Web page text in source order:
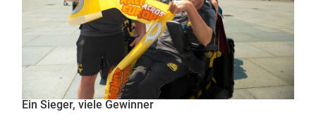
Ein Sieger, viele Gewinner